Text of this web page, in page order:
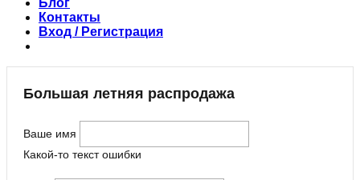
Блог
Контакты
Вход / Регистрация
Большая летняя распродажа
Ваше имя
Какой-то текст ошибки